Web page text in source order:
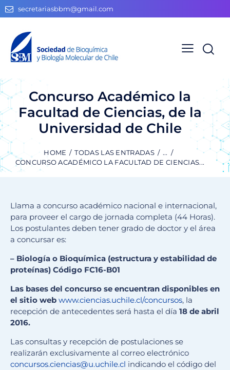
secretariasbbm@gmail.com
Concurso Académico la
Facultad de Ciencias, de la
Universidad de Chile
HOME TODAS LAS ENTRADAS
...
CONCURSO ACADÉMICO LA FACULTAD DE CIENCIAS...
Llama a concurso académico nacional e internacional,
para proveer el cargo de jornada completa (44 Horas).
Los postulantes deben tener grado de doctor y el área
a concursar es:
– Biología o Bioquímica (estructura y estabilidad de
proteínas) Código FC16-B01
Las bases del concurso se encuentran disponibles en
el sitio web www.ciencias.uchile.cl/concursos, la
recepción de antecedentes será hasta el día 18 de abril
2016.
Las consultas y recepción de postulaciones se
realizarán exclusivamente al correo electrónico
concursos.ciencias@u.uchile.cl indicando el código del